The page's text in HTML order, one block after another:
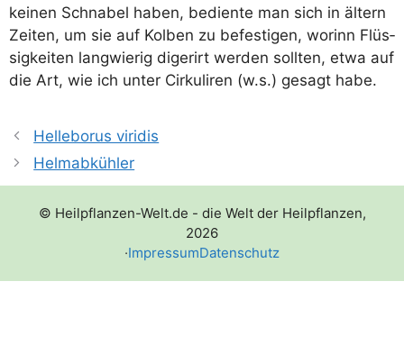
kei­nen Schna­bel haben, bedien­te man sich in ältern
Zei­ten, um sie auf Kol­ben zu befes­ti­gen, wor­inn Flüs­
sig­kei­ten lang­wie­rig diger­irt wer­den soll­ten, etwa auf
die Art, wie ich unter Cir­ku­li­ren (w.s.) gesagt habe.
Helleborus viridis
Helmabkühler
© Heilpflanzen-Welt.de - die Welt der Heilpflanzen,
2026
·ImpressumDatenschutz